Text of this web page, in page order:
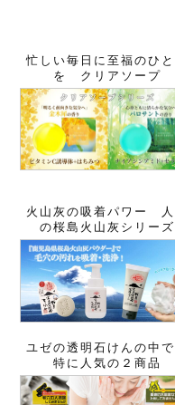
忙しい毎日に至福のひ
を クリアソープ
火山灰の吸着パワー 人
の桜島火山灰シリーズ
ユゼの透明石けんの中で
特に人気の２商品